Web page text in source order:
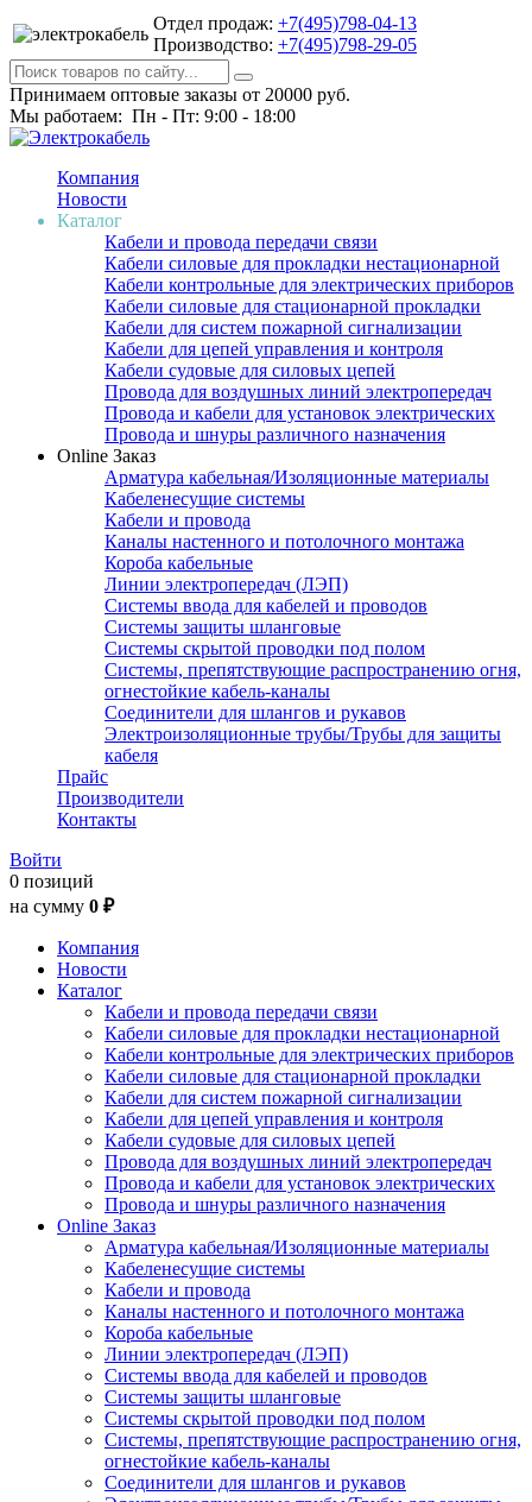
Отдел продаж: +7(495)798-04-13
Производство: +7(495)798-29-05
Принимаем оптовые заказы от 20000 руб.
Мы работаем: Пн - Пт: 9:00 - 18:00
Компания
Новости
Каталог
Кабели и провода передачи связи
Кабели силовые для прокладки нестационарной
Кабели контрольные для электрических приборов
Кабели силовые для стационарной прокладки
Кабели для систем пожарной сигнализации
Кабели для цепей управления и контроля
Кабели судовые для силовых цепей
Провода для воздушных линий электропередач
Провода и кабели для установок электрических
Провода и шнуры различного назначения
Online Заказ
Арматура кабельная/Изоляционные материалы
Кабеленесущие системы
Кабели и провода
Каналы настенного и потолочного монтажа
Короба кабельные
Линии электропередач (ЛЭП)
Системы ввода для кабелей и проводов
Системы защиты шланговые
Системы скрытой проводки под полом
Системы, препятствующие распространению огня,
огнестойкие кабель-каналы
Соединители для шлангов и рукавов
Электроизоляционные трубы/Трубы для защиты
кабеля
Прайс
Производители
Контакты
Войти
0 позиций
на сумму 0 ₽
Компания
Новости
Каталог
Кабели и провода передачи связи
Кабели силовые для прокладки нестационарной
Кабели контрольные для электрических приборов
Кабели силовые для стационарной прокладки
Кабели для систем пожарной сигнализации
Кабели для цепей управления и контроля
Кабели судовые для силовых цепей
Провода для воздушных линий электропередач
Провода и кабели для установок электрических
Провода и шнуры различного назначения
Online Заказ
Арматура кабельная/Изоляционные материалы
Кабеленесущие системы
Кабели и провода
Каналы настенного и потолочного монтажа
Короба кабельные
Линии электропередач (ЛЭП)
Системы ввода для кабелей и проводов
Системы защиты шланговые
Системы скрытой проводки под полом
Системы, препятствующие распространению огня,
огнестойкие кабель-каналы
Соединители для шлангов и рукавов